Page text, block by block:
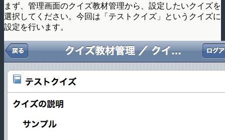
まず、管理画面のクイズ教材管理から、設定したいクイズを
選択してください。今回は「テストクイズ」というクイズに
設定を行います。